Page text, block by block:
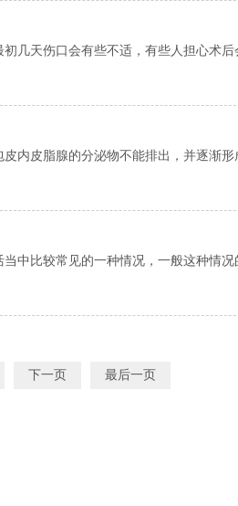
几天伤口会有些不适，有些人担心术后
内皮脂腺的分泌物不能排出，并逐渐形
中比较常见的一种情况，一般这种情况
下一页 最后一页